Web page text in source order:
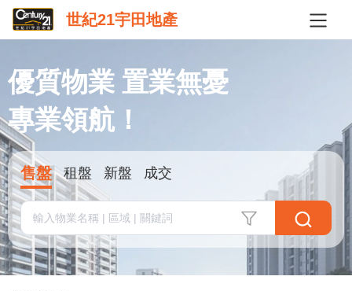
世紀21宇田地產
優質物業 置業無憂
專業領航！
售盤 租盤 新盤 成交